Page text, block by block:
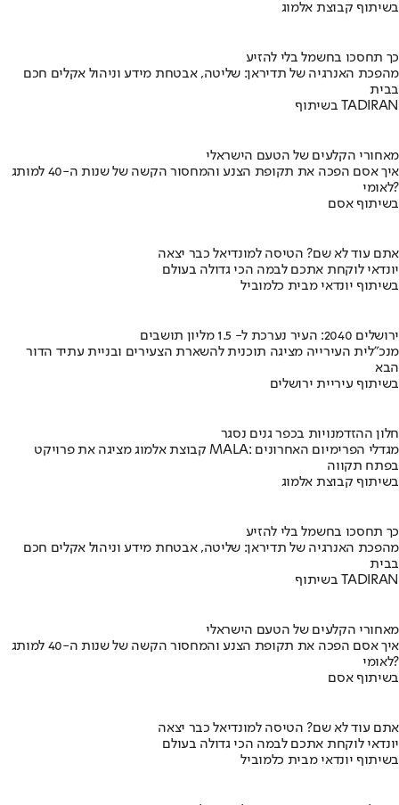
בשיתוף קבוצת אלמוג
כך תחסכו בחשמל בלי להזיע
מהפכת האנרגיה של תדיראן: שליטה, אבטחת מידע וניהול אקלים חכם
בבית
בשיתוף TADIRAN
מאחורי הקלעים של הטעם הישראלי
איך אסם הפכה את תקופת הצנע והמחסור הקשה של שנות ה-40 למותג
לאומי?
בשיתוף אסם
אתם עוד לא שם? הטיסה למונדיאל כבר יצאה
יונדאי לוקחת אתכם לבמה הכי גדולה בעולם
בשיתוף יונדאי מבית כלמוביל
ירושלים 2040: העיר נערכת ל- 1.5 מליון תושבים
מנכ"לית העירייה מציגה תוכנית להשארת הצעירים ובניית עתיד הדור
הבא
בשיתוף עיריית ירושלים
חלון ההזדמנויות בכפר גנים נסגר
קבוצת אלמוג מציגה את פרויקט MALA: מגדלי הפרימיום האחרונים
בפתח תקווה
בשיתוף קבוצת אלמוג
כך תחסכו בחשמל בלי להזיע
מהפכת האנרגיה של תדיראן: שליטה, אבטחת מידע וניהול אקלים חכם
בבית
בשיתוף TADIRAN
מאחורי הקלעים של הטעם הישראלי
איך אסם הפכה את תקופת הצנע והמחסור הקשה של שנות ה-40 למותג
לאומי?
בשיתוף אסם
אתם עוד לא שם? הטיסה למונדיאל כבר יצאה
יונדאי לוקחת אתכם לבמה הכי גדולה בעולם
בשיתוף יונדאי מבית כלמוביל